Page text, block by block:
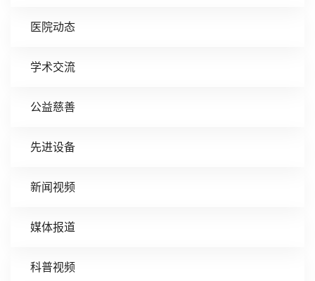
医院动态
学术交流
公益慈善
先进设备
新闻视频
媒体报道
科普视频